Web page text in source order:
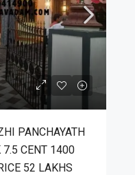
PANCHAYATH
7.5 CENT 1400
52 LAKHS